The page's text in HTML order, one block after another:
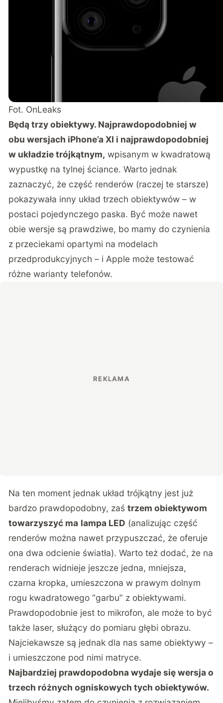
Fot. OnLeaks
Będą trzy obiektywy. Najprawdopodobniej w
obu wersjach iPhone’a XI i najprawdopodobniej
w układzie trójkątnym, wpisanym w kwadratową
wypustkę na tylnej ściance. Warto jednak
zaznaczyć, że część renderów (raczej te starsze)
pokazywała inny układ trzech obiektywów – w
postaci pojedynczego paska. Być może nawet
obie wersje są prawdziwe, bo mamy do czynienia
z przeciekami opartymi na modelach
przedprodukcyjnych – i Apple może testować
różne warianty telefonów.
Na ten moment jednak układ trójkątny jest już
bardzo prawdopodobny, zaśtrzem obiektywom
towarzyszyć ma lampa LED (analizując część
renderów można nawet przypuszczać, że oferuje
ona dwa odcienie światła). Warto też dodać, że na
renderach widnieje jeszcze jedna, mniejsza,
czarna kropka, umieszczona w prawym dolnym
rogu kwadratowego “garbu” z obiektywami.
Prawdopodobnie jest to mikrofon, ale może to być
także laser, służący do pomiaru głębi obrazu.
Najciekawsze są jednak dla nas same obiektywy –
i umieszczone pod nimi matryce.
Najbardziej prawdopodobna wydaje się wersja o
trzech różnych ogniskowych tych obiektywów.